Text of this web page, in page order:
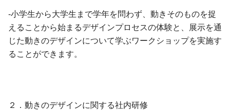
-小学生から大学生まで学年を問わず、動きそのものを捉
えることから始まるデザインプロセスの体験と、展示を通
じた動きのデザインについて学ぶワークショップを実施す
ることができます。
２．動きのデザインに関する社内研修